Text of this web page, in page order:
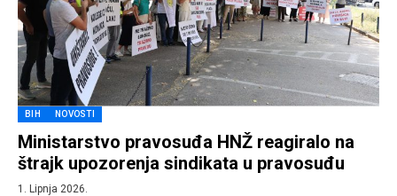
BIH NOVOSTI
Ministarstvo pravosuđa HNŽ reagiralo na
štrajk upozorenja sindikata u pravosuđu
1. Lipnja 2026.